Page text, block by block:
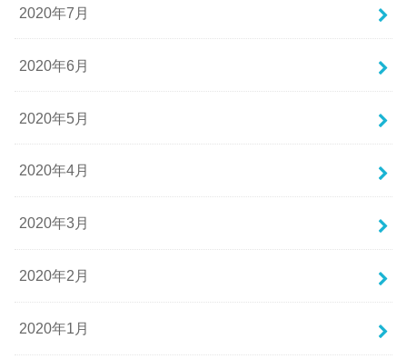
2020年7月
2020年6月
2020年5月
2020年4月
2020年3月
2020年2月
2020年1月